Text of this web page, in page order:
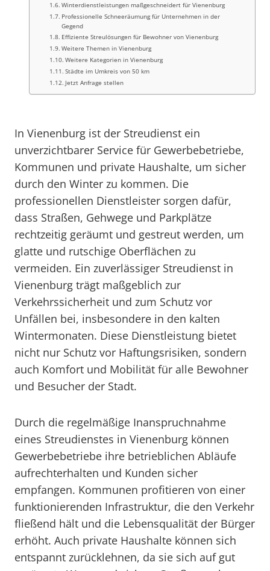
Winterdienstleistungen maßgeschneidert für Vienenburg
Professionelle Schneeräumung für Unternehmen in der
Gegend
Effiziente Streulösungen für Bewohner von Vienenburg
Weitere Themen in Vienenburg
Weitere Kategorien in Vienenburg
Städte im Umkreis von 50 km
Jetzt Anfrage stellen
In Vienenburg ist der Streudienst ein
unverzichtbarer Service für Gewerbebetriebe,
Kommunen und private Haushalte, um sicher
durch den Winter zu kommen. Die
professionellen Dienstleister sorgen dafür,
dass Straßen, Gehwege und Parkplätze
rechtzeitig geräumt und gestreut werden, um
glatte und rutschige Oberflächen zu
vermeiden. Ein zuverlässiger Streudienst in
Vienenburg trägt maßgeblich zur
Verkehrssicherheit und zum Schutz vor
Unfällen bei, insbesondere in den kalten
Wintermonaten. Diese Dienstleistung bietet
nicht nur Schutz vor Haftungsrisiken, sondern
auch Komfort und Mobilität für alle Bewohner
und Besucher der Stadt.
Durch die regelmäßige Inanspruchnahme
eines Streudienstes in Vienenburg können
Gewerbebetriebe ihre betrieblichen Abläufe
aufrechterhalten und Kunden sicher
empfangen. Kommunen profitieren von einer
funktionierenden Infrastruktur, die den Verkehr
fließend hält und die Lebensqualität der Bürger
erhöht. Auch private Haushalte können sich
entspannt zurücklehnen, da sie sich auf gut